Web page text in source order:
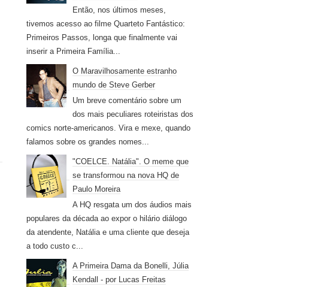
Então, nos últimos meses,
tivemos acesso ao filme Quarteto Fantástico:
Primeiros Passos, longa que finalmente vai
inserir a Primeira Família...
O Maravilhosamente estranho
mundo de Steve Gerber
Um breve comentário sobre um
dos mais peculiares roteiristas dos
comics norte-americanos. Vira e mexe, quando
falamos sobre os grandes nomes...
"COELCE. Natália". O meme que
se transformou na nova HQ de
Paulo Moreira
A HQ resgata um dos áudios mais
populares da década ao expor o hilário diálogo
da atendente, Natália e uma cliente que deseja
a todo custo c...
A Primeira Dama da Bonelli, Júlia
Kendall - por Lucas Freitas